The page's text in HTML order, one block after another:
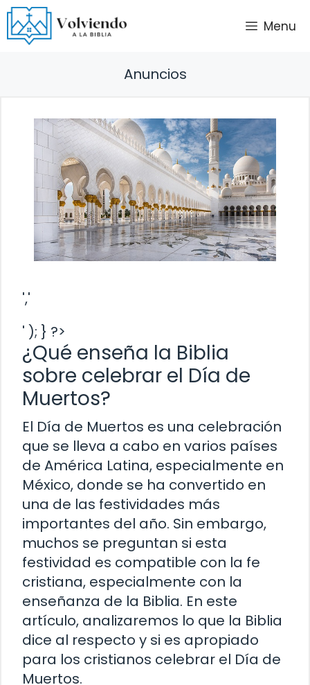
Saltar
al
contenido
Menu
Anuncios
','
' ); } ?>
¿Qué enseña la Biblia
sobre celebrar el Día de
Muertos?
El Día de Muertos es una celebración
que se lleva a cabo en varios países
de América Latina, especialmente en
México, donde se ha convertido en
una de las festividades más
importantes del año. Sin embargo,
muchos se preguntan si esta
festividad es compatible con la fe
cristiana, especialmente con la
enseñanza de la Biblia. En este
artículo, analizaremos lo que la Biblia
dice al respecto y si es apropiado
para los cristianos celebrar el Día de
Muertos.